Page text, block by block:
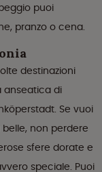
puoi
pranzo o cena.
destinazioni
anseatica di
Se vuoi
non perdere
sfere dorate e
speciale. Puoi